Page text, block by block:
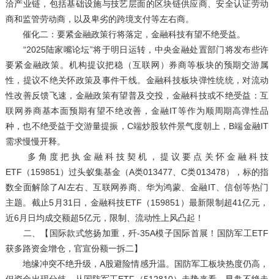
洽产业链，包括基础设施与技艺层面的区块链供应商、安全认证劳动
商和监管劳动商，以及卑劣的跨境支付等左右商。
催化二：要紧金融政策行将落定，金融科技有望不绝受益。
“2025陆家嘴论坛”将于明日运转，中央金融处置部门将发布些许
要紧金融政策。机构提议把稳（互联网）券商等板块的预期交游属
性，提议不绝关怀政策及事件干线。金融科技板块弹性统统，对流动
性改善反馈飞速，金融政策有望普及交投，金融科技或不绝受益：互
联网券商基本面预期有望不绝改善，金融IT等作为顺周期高弹性品
种，也不绝受益于交游量提振，C端炒股软件景气度朝上，B端金融IT
需求慢慢开释。
多角度把执金融科技契机，提议要点关怀金融科技
ETF（159851）过头蚁集基金（A类013477、C类013478），标的指
数全面解除了AI左右、互联网券商、华为鸿蒙、金融IT、信创等热门
主题。截止5月31日，金融科技ETF（159851）最新限制超41亿元，
近6月日均成交额超5亿元，限制、流动性上风凸起！
二、【国际款式悠扬加重，歼-35A模子国际首展！国防军工ETF
获多路资金增仓，官宣份额一拆二】
地缘冲突不绝升级，A股避险情感升温。国防军工板块热度仍高，